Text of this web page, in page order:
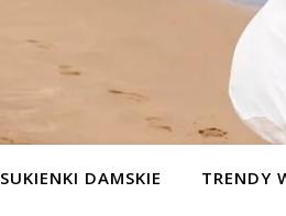
SUKIENKI DAMSKIE TRENDY